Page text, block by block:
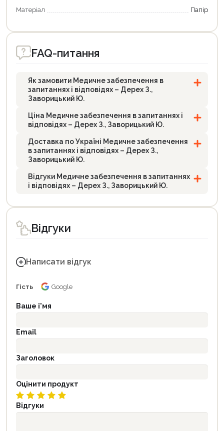
Матеріал
Папір
FAQ-питання
Як замовити Медичне забезпечення в
запитаннях і відповідях – Дерех З.,
Заворицький Ю.
Ціна Медичне забезпечення в запитаннях і
відповідях – Дерех З., Заворицький Ю.
Доставка по Україні Медичне забезпечення
в запитаннях і відповідях – Дерех З.,
Заворицький Ю.
Відгуки Медичне забезпечення в запитаннях
і відповідях – Дерех З., Заворицький Ю.
Відгуки
Написати відгук
Гість Google
Ваше і'мя
Email
Заголовок
Оцінити продукт
Відгуки